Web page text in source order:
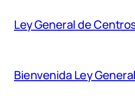
Ley General de
Bienvenida Ley